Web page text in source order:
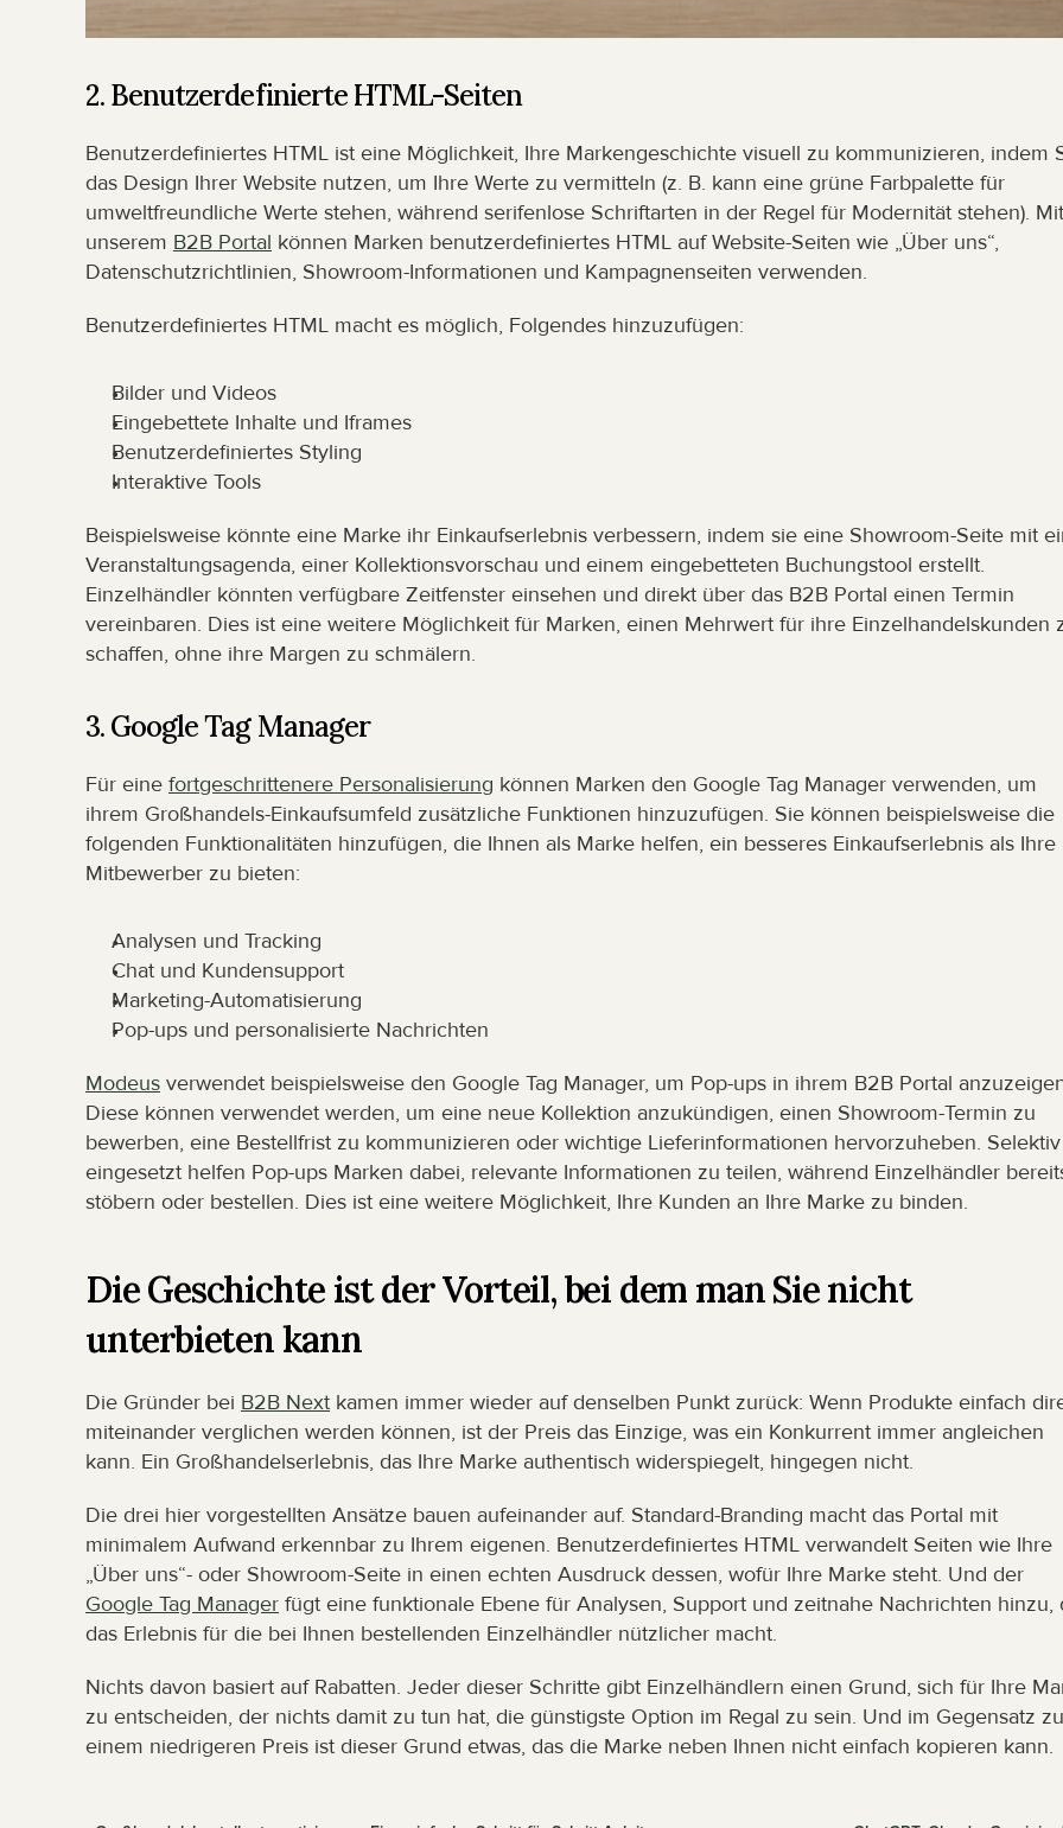
2. Benutzerdefinierte HTML-Seiten
Benutzerdefiniertes HTML ist eine Möglichkeit, Ihre Markengeschichte visuell zu kommunizieren, indem
das Design Ihrer Website nutzen, um Ihre Werte zu vermitteln (z. B. kann eine grüne Farbpalette für
umweltfreundliche Werte stehen, während serifenlose Schriftarten in der Regel für Modernität stehen). Mit
unserem B2B Portal können Marken benutzerdefiniertes HTML auf Website-Seiten wie „Über uns“,
Datenschutzrichtlinien, Showroom-Informationen und Kampagnenseiten verwenden.
Benutzerdefiniertes HTML macht es möglich, Folgendes hinzuzufügen:
Bilder und Videos
Eingebettete Inhalte und Iframes
Benutzerdefiniertes Styling
Interaktive Tools
Beispielsweise könnte eine Marke ihr Einkaufserlebnis verbessern, indem sie eine Showroom-Seite mit
Veranstaltungsagenda, einer Kollektionsvorschau und einem eingebetteten Buchungstool erstellt.
Einzelhändler könnten verfügbare Zeitfenster einsehen und direkt über das B2B Portal einen Termin
vereinbaren. Dies ist eine weitere Möglichkeit für Marken, einen Mehrwert für ihre Einzelhandelskunden
schaffen, ohne ihre Margen zu schmälern.
3. Google Tag Manager
Für eine fortgeschrittenere Personalisierung können Marken den Google Tag Manager verwenden, um
ihrem Großhandels-Einkaufsumfeld zusätzliche Funktionen hinzuzufügen. Sie können beispielsweise die
folgenden Funktionalitäten hinzufügen, die Ihnen als Marke helfen, ein besseres Einkaufserlebnis als Ihre
Mitbewerber zu bieten:
Analysen und Tracking
Chat und Kundensupport
Marketing-Automatisierung
Pop-ups und personalisierte Nachrichten
Modeus verwendet beispielsweise den Google Tag Manager, um Pop-ups in ihrem B2B Portal
Diese können verwendet werden, um eine neue Kollektion anzukündigen, einen Showroom-Termin zu
bewerben, eine Bestellfrist zu kommunizieren oder wichtige Lieferinformationen hervorzuheben. Selektiv
eingesetzt helfen Pop-ups Marken dabei, relevante Informationen zu teilen, während Einzelhändler
stöbern oder bestellen. Dies ist eine weitere Möglichkeit, Ihre Kunden an Ihre Marke zu binden.
Die Geschichte ist der Vorteil, bei dem man Sie nicht
unterbieten kann
Die Gründer bei B2B Next kamen immer wieder auf denselben Punkt zurück: Wenn Produkte einfach
miteinander verglichen werden können, ist der Preis das Einzige, was ein Konkurrent immer angleichen
kann. Ein Großhandelserlebnis, das Ihre Marke authentisch widerspiegelt, hingegen nicht.
Die drei hier vorgestellten Ansätze bauen aufeinander auf. Standard-Branding macht das Portal mit
minimalem Aufwand erkennbar zu Ihrem eigenen. Benutzerdefiniertes HTML verwandelt Seiten wie Ihre
Google Tag Manager fügt eine funktionale Ebene für Analysen, Support und zeitnahe Nachrichten hinzu,
das Erlebnis für die bei Ihnen bestellenden Einzelhändler nützlicher macht.
Nichts davon basiert auf Rabatten. Jeder dieser Schritte gibt Einzelhändlern einen Grund, sich für Ihre
zu entscheiden, der nichts damit zu tun hat, die günstigste Option im Regal zu sein. Und im Gegensatz zu
einem niedrigeren Preis ist dieser Grund etwas, das die Marke neben Ihnen nicht einfach kopieren kann.